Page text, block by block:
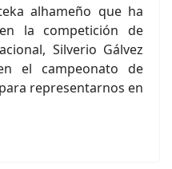
alhameño que ha
la competición de
Silverio Gálvez
el campeonato de
representarnos en